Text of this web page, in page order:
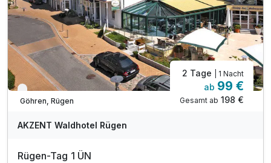
Nur noch bis September
Göhren, Rügen
2 Tage | 1 Nacht
ab 99 €
Gesamt ab 198 €
AKZENT Waldhotel Rügen
Rügen-Tag 1 ÜN